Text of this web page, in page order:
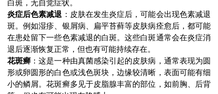
白斑，无自觉症状。
炎症后色素减退 ：皮肤在发生炎症后，可能会出现色素减退
斑。例如湿疹、银屑病、扁平苔藓等皮肤病痊愈后，都可能
在患处留下一些色素减退的白斑。这些白斑通常会在炎症消
退后逐渐恢复正常，但也有可能持续存在。
花斑癣 ：这是一种由真菌感染引起的皮肤病，通常表现为圆
形或卵圆形的白色或浅色斑块，边缘较清晰，表面可能有细
小的鳞屑。花斑癣多见于皮脂腺丰富的部位，如前胸、后背